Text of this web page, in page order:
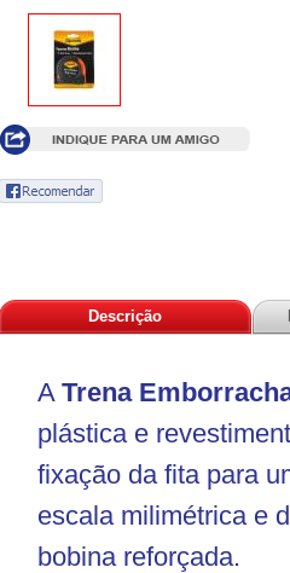
Descrição
A Trena
plástica e
fixação da fita para
escala milimétrica e
bobina reforçada.